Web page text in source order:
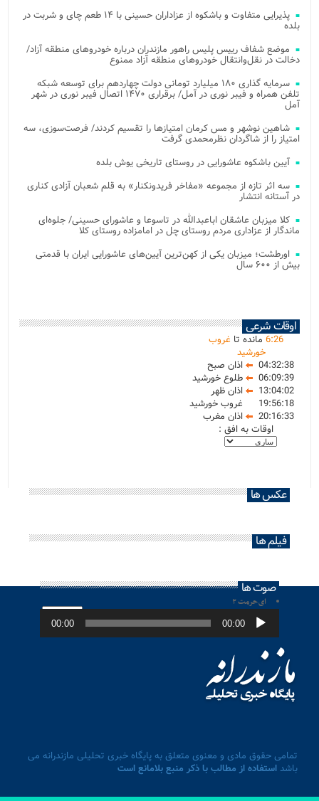
پذیرایی متفاوت و باشکوه از عزاداران حسینی با ۱۴ طعم چای و شربت در
بلده
موضع شفاف رییس پلیس راهور مازندران درباره خودروهای منطقه آزاد/
دخالت در نقل‌وانتقال خودروهای منطقه آزاد ممنوع
سرمایه گذاری ۱۸۰ میلیارد تومانی دولت چهاردهم برای توسعه شبکه
تلفن همراه و فیبر نوری در آمل/ برقراری ۱۴۷۰ اتصال فیبر نوری در شهر
آمل
شاهین نوشهر و مس کرمان امتیازها را تقسیم کردند/ فرصت‌سوزی، سه
امتیاز را از شاگردان نظرمحمدی گرفت
آیین باشکوه عاشورایی در روستای تاریخی یوش بلده
سه اثر تازه از مجموعه «مفاخر فریدونکنار» به قلم شعبان آزادی کناری
در آستانه انتشار
کلا میزبان عاشقان اباعبدالله در تاسوعا و عاشورای حسینی/ جلوه‌ای
ماندگار از عزاداری مردم روستای چل در امامزاده روستای کلا
اورطشت؛ میزبان یکی از کهن‌ترین آیین‌های عاشورایی ایران با قدمتی
بیش از ۶۰۰ سال
اوقات شرعی
6:26 مانده تاغروب
خورشید
04:32:38
اذان صبح
06:09:39
طلوع خورشید
13:04:02
اذان ظهر
19:56:18
غروب خورشید
20:16:33
اذان مغرب
اوقات به افق :
عکس ها
فیلم ها
صوت ها
ای حرمت ۲
پخش‌کننده
صوت 00:00
00:00
تمامی حقوق مادی و معنوی متعلق به پایگاه خبری تحلیلی مازندرانه می
باشداستفاده از مطالب با ذکر منبع بلامانع است